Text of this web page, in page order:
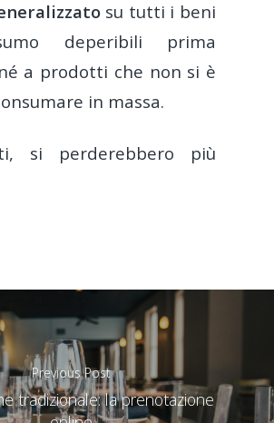
su tutti i beni
deperibili prima
né a prodotti che non si è
in massa.
si perderebbero più
Previous Post
tradizionale: la prenotazione